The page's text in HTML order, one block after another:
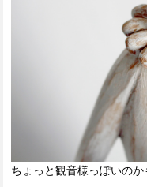
ちょっと観音様っぽいのか